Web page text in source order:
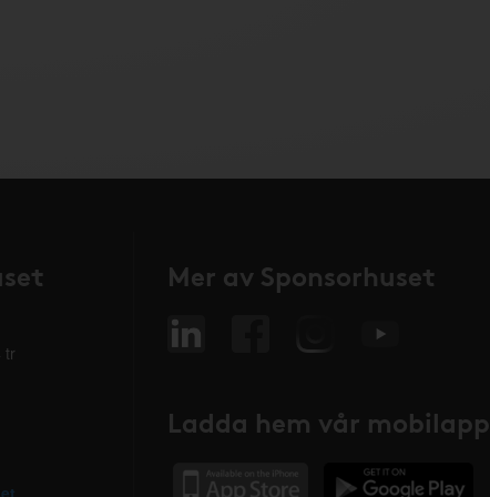
tr
Mer av Sponsorhuset
Ladda hem vår mobilapp